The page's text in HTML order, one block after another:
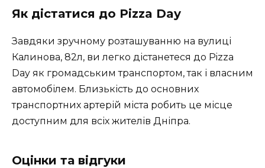
Як дістатися до Pizza Day
Завдяки зручному розташуванню на вулиці
Калинова, 82л, ви легко дістанетеся до Pizza
Day як громадським транспортом, так і власним
автомобілем. Близькість до основних
транспортних артерій міста робить це місце
доступним для всіх жителів Дніпра.
Оцінки та відгуки